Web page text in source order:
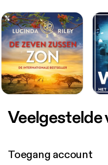
Veelgestelde
Toegang account